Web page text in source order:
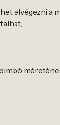
elvégezni a